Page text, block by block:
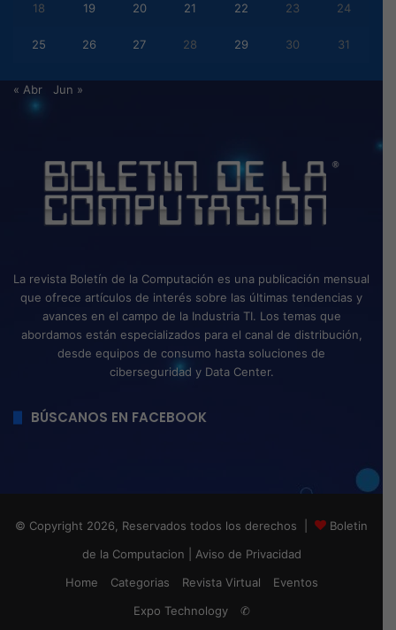
18 19 20 21 22 23 24
25 26 27 28 29 30 31
« Abr Jun »
La revista Boletín de la Computación es una publicación mensual
que ofrece artículos de interés sobre las últimas tendencias y
avances en el campo de la Industria TI. Los temas que
abordamos están especializados para el canal de distribución,
desde equipos de consumo hasta soluciones de
ciberseguridad y Data Center.
BÚSCANOS EN FACEBOOK
© Copyright 2026, Reservados todos los derechos |
Boletin
de la Computacion
Aviso de Privacidad
Home
Categorias Revista Virtual
Eventos
Expo Technology
✆